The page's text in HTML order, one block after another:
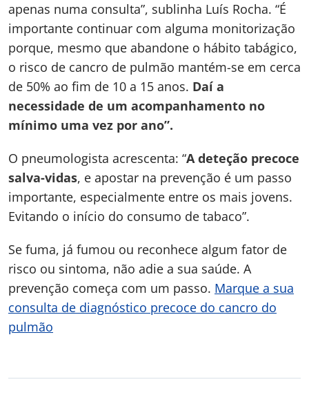
apenas numa consulta”, sublinha Luís Rocha. “É
importante continuar com alguma monitorização
porque, mesmo que abandone o hábito tabágico,
o risco de cancro de pulmão mantém-se em cerca
de 50% ao fim de 10 a 15 anos. Daí a
necessidade de um acompanhamento no
mínimo uma vez por ano”.
O pneumologista acrescenta: “A deteção precoce
salva-vidas, e apostar na prevenção é um passo
importante, especialmente entre os mais jovens.
Evitando o início do consumo de tabaco”.
Se fuma, já fumou ou reconhece algum fator de
risco ou sintoma, não adie a sua saúde. A
prevenção começa com um passo. Marque a sua
consulta de diagnóstico precoce do cancro do
pulmão